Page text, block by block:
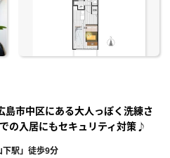
島市中区にある大人っぽく洗練さ
の入居にもセキュリティ対策♪
駅」徒歩9分